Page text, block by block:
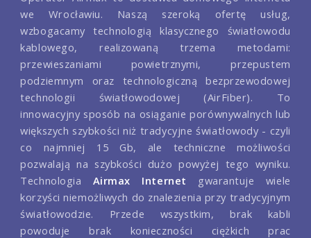
we Wrocławiu. Naszą szeroką ofertę usług,
wzbogacamy technologią klasycznego światłowodu
kablowego, realizowaną trzema metodami:
przewieszaniami powietrznymi, przepustem
podziemnym oraz technologiczną bezprzewodowej
technologii światłowodowej (AirFiber). To
innowacyjny sposób na osiąganie porównywalnych lub
większych szybkości niż tradycyjne światłowody - czyli
co najmniej 15 Gb, ale techniczne możliwości
pozwalają na szybkości dużo powyżej tego wyniku.
Technologia Airmax Internet gwarantuje wiele
korzyści niemożliwych do znalezienia przy tradycyjnym
światłowodzie. Przede wszystkim, brak kabli
powoduje brak konieczności ciężkich prac